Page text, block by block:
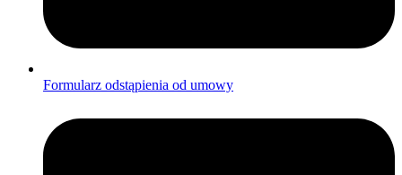
Formularz odstąpienia od umowy